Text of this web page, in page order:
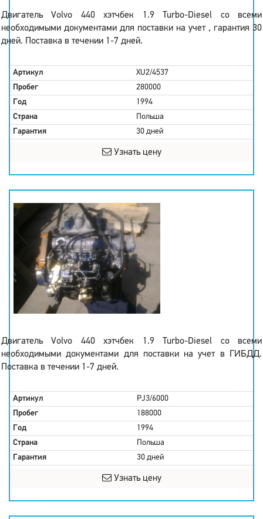
Двигатель Volvo 440 хэтчбек 1.9 Turbo-Diesel со всеми
необходимыми документами для поставки на учет , гарантия 30
дней. Поставка в течении 1-7 дней.
Артикул
XU2/4537
Пробег
280000
Год
1994
Страна
Польша
Гарантия
30 дней
Узнать цену
Двигатель Volvo 440 хэтчбек 1.9 Turbo-Diesel со всеми
необходимыми документами для поставки на учет в ГИБДД.
Поставка в течении 1-7 дней.
Артикул
PJ3/6000
Пробег
188000
Год
1994
Страна
Польша
Гарантия
30 дней
Узнать цену